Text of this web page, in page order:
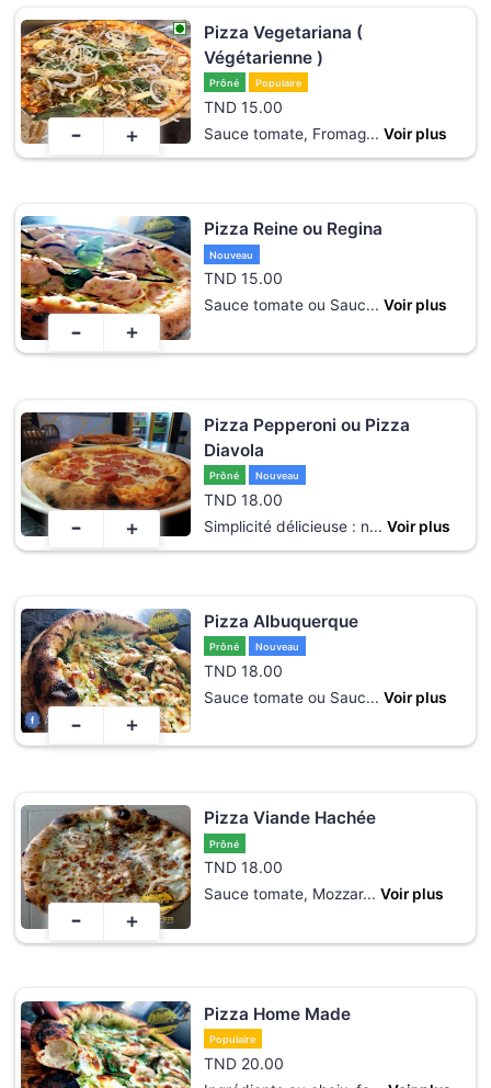
Pizza Vegetariana (
Végétarienne )
Prôné Populaire
TND 15.00
Sauce tomate, Fromag... Voir plus
- +
Pizza Reine ou Regina
Nouveau
TND 15.00
Sauce tomate ou Sauc... Voir plus
- +
Pizza Pepperoni ou Pizza
Diavola
Prôné Nouveau
TND 18.00
Simplicité délicieuse : n... Voir plus
- +
Pizza Albuquerque
Prôné Nouveau
TND 18.00
Sauce tomate ou Sauc... Voir plus
- +
Pizza Viande Hachée
Prôné
TND 18.00
Sauce tomate, Mozzar... Voir plus
- +
Pizza Home Made
Populaire
TND 20.00